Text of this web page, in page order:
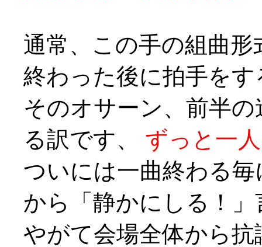
通常、この手の組曲
終わった後に拍手を
そのオサーン、前半
る訳です、 ずっと一
ついには一曲終わる
から「静かにしる！」
やがて会場全体から